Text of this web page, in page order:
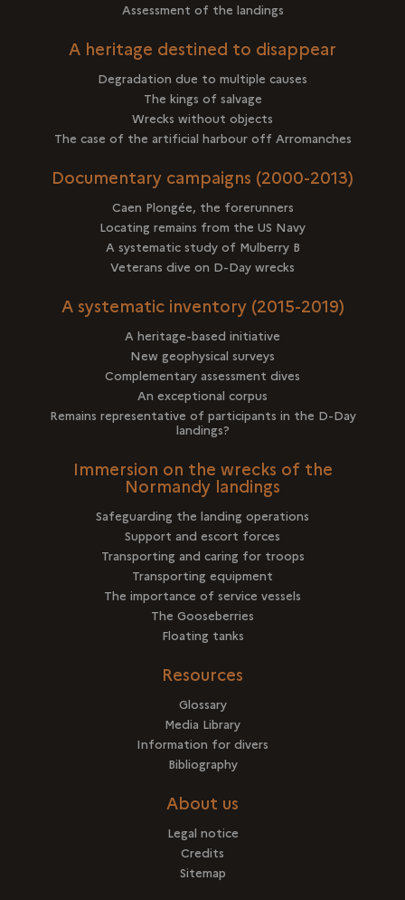
Assessment of the landings
A heritage destined to disappear
Degradation due to multiple causes
The kings of salvage
Wrecks without objects
The case of the artificial harbour off Arromanches
Documentary campaigns (2000-2013)
Caen Plongée, the forerunners
Locating remains from the US Navy
A systematic study of Mulberry B
Veterans dive on D-Day wrecks
A systematic inventory (2015-2019)
A heritage-based initiative
New geophysical surveys
Complementary assessment dives
An exceptional corpus
Remains representative of participants in the D-Day
landings?
Immersion on the wrecks of the
Normandy landings
Safeguarding the landing operations
Support and escort forces
Transporting and caring for troops
Transporting equipment
The importance of service vessels
The Gooseberries
Floating tanks
Resources
Glossary
Media Library
Information for divers
Bibliography
About us
Legal notice
Credits
Sitemap